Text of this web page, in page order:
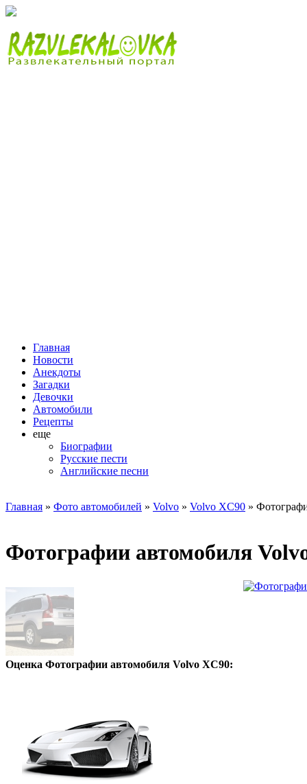
Главная
Новости
Анекдоты
Загадки
Девочки
Автомобили
Рецепты
еще
Биографии
Русские пести
Английские песни
Главная » Фото автомобилей » Volvo » Volvo XC90 »
Фотографии автомобиля
Оценка Фотографии автомобиля Volvo XC90: